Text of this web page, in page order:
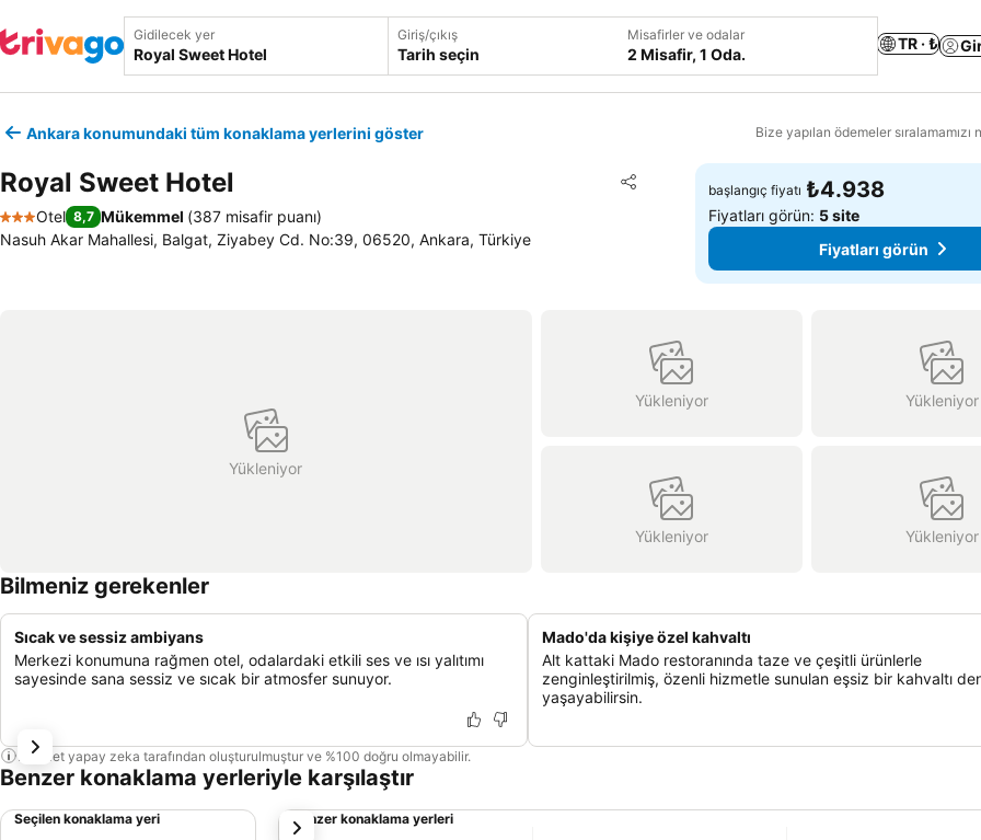
Gidilecek yer Giriş/çıkış
Tarih seçin
Misafirler ve odalar
2 Misafir, 1 Oda.
TR · ₺
Ankara konumundaki tüm konaklama yerlerini göster Bize yapılan ödemeler sıralamamızı
Royal Sweet Hotel Paylaş
Favorilerime ekle
3 Yıldız
Otel 8,7 Mükemmel (387 misafir puanı)
Nasuh Akar Mahallesi, Balgat, Ziyabey Cd. No:39, 06520, Ankara, Türkiye
başlangıç fiyatı ₺4.938
Fiyatları görün: 5 site
Fiyatları görün
Yükleniyor
Yükleniyor Yükleniyor
Yükleniyor Yükleniyor
Bilmeniz gerekenler
Sıcak ve sessiz ambiyans
Merkezi konumuna rağmen otel, odalardaki etkili ses ve ısı yalıtımı
sayesinde sana sessiz ve sıcak bir atmosfer sunuyor.
Mado'da kişiye özel kahvaltı
Alt kattaki Mado restoranında taze ve çeşitli ürünlerle
zenginleştirilmiş, özenli hizmetle sunulan eşsiz bir kahvaltı
yaşayabilirsin.
Bu özet yapay zeka tarafından oluşturulmuştur ve %100 doğru olmayabilir.
Benzer konaklama yerleriyle karşılaştır
Seçilen konaklama yeri Benzer konaklama yerleri
sonraki